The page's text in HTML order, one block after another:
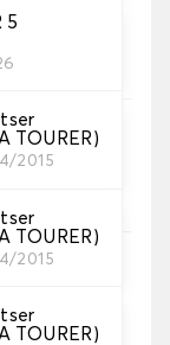
5
TOURER)
2015
TOURER)
2015
TOURER)